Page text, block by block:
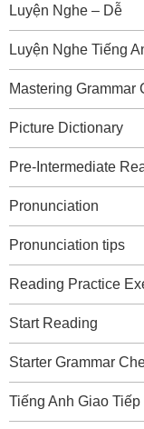
Luyện Nghe – Dễ
Luyện Nghe Tiếng
Mastering Grammar
Picture Dictionary
Pre-Intermediate
Pronunciation
Pronunciation tips
Reading Practice
Start Reading
Starter Grammar
Tiếng Anh Giao Tiếp